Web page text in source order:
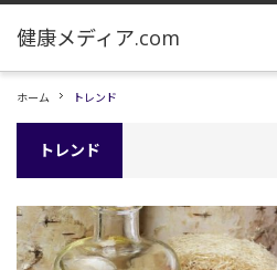
ホーム トレンド
トレンド